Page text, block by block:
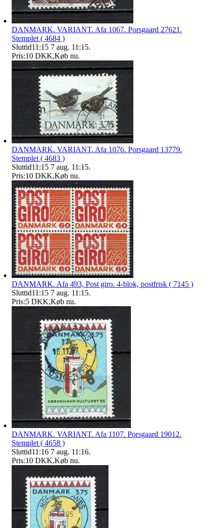
DANMARK. VARIANT. Afa 1067. Porsgaard 27621.
Stemplet ( 4684 )
Sluttid11:15 7 aug. 11:15.
Pris:10 DKK,Køb nu.
DANMARK. VARIANT. Afa 1076. Porsgaard 13779.
Stemplet ( 4683 )
Sluttid11:15 7 aug. 11:15.
Pris:10 DKK,Køb nu.
DANMARK. Afa 493, Post giro. 4-blok, postfrisk ( 7145 )
Sluttid11:15 7 aug. 11:15.
Pris:5 DKK,Køb nu.
DANMARK. VARIANT. Afa 1107. Porsgaard 19012.
Stemplet ( 4658 )
Sluttid11:16 7 aug. 11:16.
Pris:10 DKK,Køb nu.